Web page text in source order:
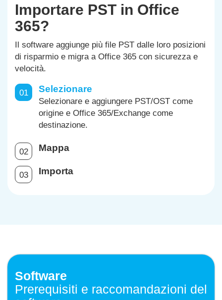
Importare PST in Office
365?
Il software aggiunge più file PST dalle loro posizioni
di risparmio e migra a Office 365 con sicurezza e
velocità.
01 Selezionare
Selezionare e aggiungere PST/OST come
origine e Office 365/Exchange come
destinazione.
02 Mappa
03 Importa
Software
Prerequisiti e raccomandazioni del